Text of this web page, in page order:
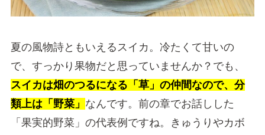
夏の風物詩ともいえるスイカ。冷たくて甘いの
で、すっかり果物だと思っていませんか？でも、
スイカは畑のつるになる「草」の仲間なので、分
類上は「野菜」 なんです。前の章でお話しした
「果実的野菜」の代表例ですね。きゅうりやカボ